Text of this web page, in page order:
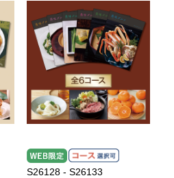
S26128 - S26133